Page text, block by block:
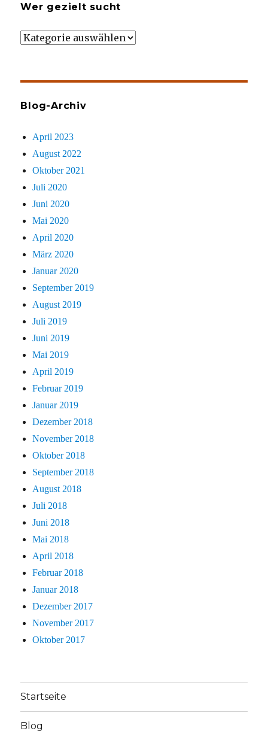
Wer gezielt sucht
Wer
Blog-Archiv
April 2023
August 2022
Oktober 2021
Juli 2020
Juni 2020
Mai 2020
April 2020
März 2020
Januar 2020
September 2019
August 2019
Juli 2019
Juni 2019
Mai 2019
April 2019
Februar 2019
Januar 2019
Dezember 2018
November 2018
Oktober 2018
September 2018
August 2018
Juli 2018
Juni 2018
Mai 2018
April 2018
Februar 2018
Januar 2018
Dezember 2017
November 2017
Oktober 2017
Startseite
Blog